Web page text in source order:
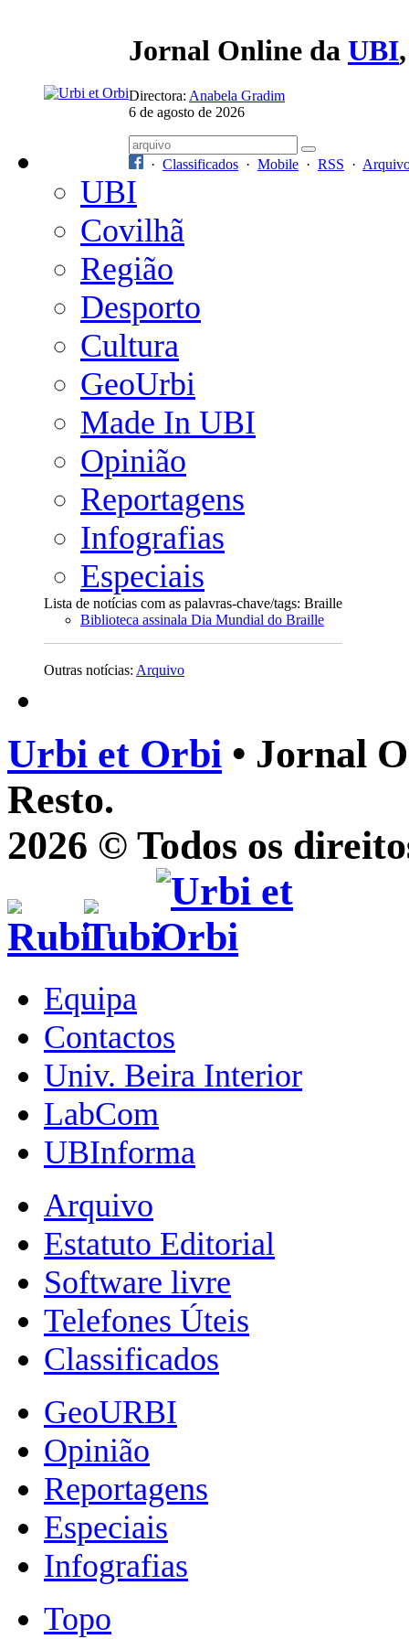
Jornal Online da UBI
Directora: Anabela Gradim
6 de agosto de 2026
· Classificados · Mobile · RSS ·
UBI
Covilhã
Região
Desporto
Cultura
GeoUrbi
Made In UBI
Opinião
Reportagens
Infografias
Especiais
Lista de notícias com as palavras-chave/tags: Braille
Biblioteca assinala Dia Mundial do Braille
Outras notícias: Arquivo
Urbi et Orbi • Jornal
Resto.
2026 © Todos os
Equipa
Contactos
Univ. Beira Interior
LabCom
UBInforma
Arquivo
Estatuto Editorial
Software livre
Telefones Úteis
Classificados
GeoURBI
Opinião
Reportagens
Especiais
Infografias
Topo